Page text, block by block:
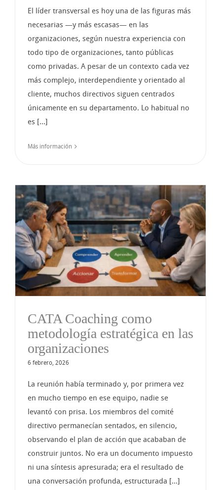
El líder transversal es hoy una de las figuras más
necesarias —y más escasas— en las
organizaciones, según nuestra experiencia con
todo tipo de organizaciones, tanto públicas
como privadas. A pesar de un contexto cada vez
más complejo, interdependiente y orientado al
cliente, muchos directivos siguen centrados
únicamente en su departamento. Lo habitual no
es [...]
Más información
CATA Coaching como
metodología estratégica en las
organizaciones
6 febrero, 2026
La reunión había terminado y, por primera vez
en mucho tiempo en ese equipo, nadie se
levantó con prisa. Los miembros del comité
directivo permanecían sentados, en silencio,
observando el plan de acción que acababan de
construir juntos. No era un documento impuesto
ni una síntesis apresurada; era el resultado de
una conversación profunda, estructurada [...]